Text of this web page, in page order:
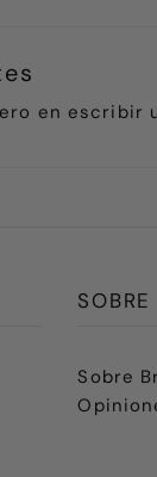
en escribir
Sobre